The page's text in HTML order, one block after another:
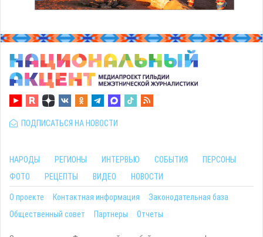
ПОДПИСАТЬСЯ НА НОВОСТИ
НАРОДЫ РЕГИОНЫ ИНТЕРВЬЮ СОБЫТИЯ
ПЕРСОНЫ
ФОТО
РЕЦЕПТЫ ВИДЕО НОВОСТИ
О проекте Контактная информация
Законодательная база
Общественный совет
Партнеры Отчеты